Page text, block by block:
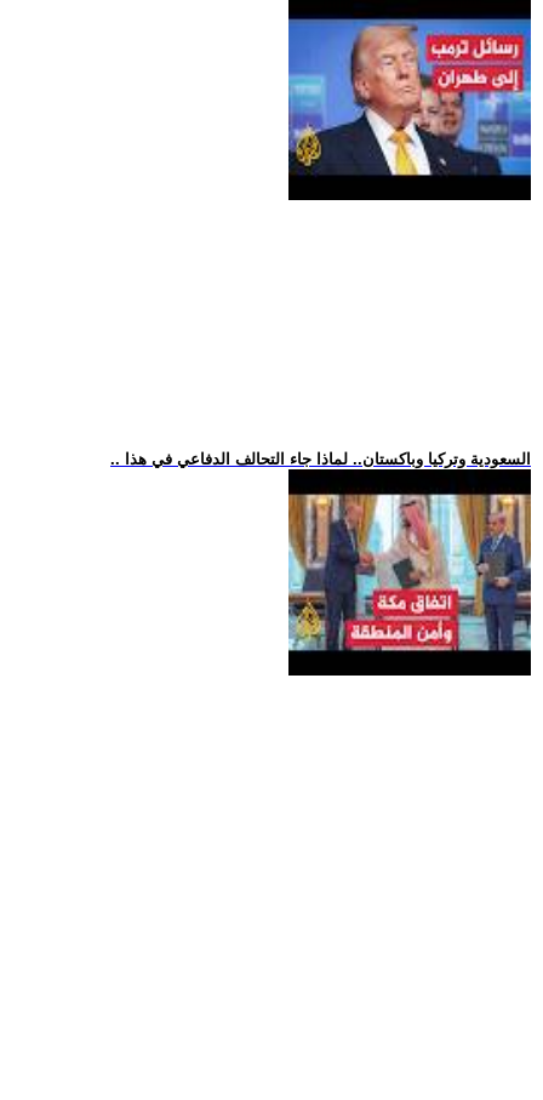
.. السعودية وتركيا وباكستان.. لماذا جاء التحالف الدفاعي في هذا